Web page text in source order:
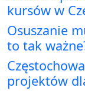
kursów w
Osuszanie
to tak
projektów